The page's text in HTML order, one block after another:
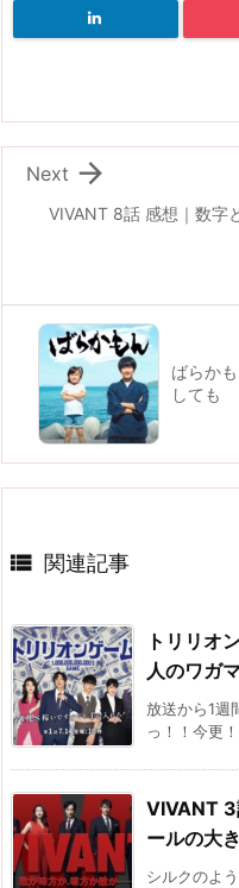
VIVANT 8話 感想｜数字

Next
ばらか
しても
 関連記事
トリリオ
人のワガ
放送から1週
っ！！今更
VIVANT 3
ールの大
シルクのよ